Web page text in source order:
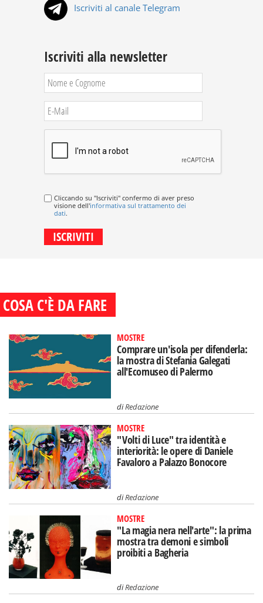
Iscriviti al canale Telegram
Iscriviti alla newsletter
Cliccando su "Iscriviti" confermo di aver preso
visione dell'informativa sul trattamento dei
dati.
COSA C'È DA FARE
MOSTRE
Comprare un'isola per difenderla:
la mostra di Stefania Galegati
all'Ecomuseo di Palermo
diRedazione
MOSTRE
"Volti di Luce" tra identità e
interiorità: le opere di Daniele
Favaloro a Palazzo Bonocore
diRedazione
MOSTRE
"La magia nera nell'arte": la prima
mostra tra demoni e simboli
proibiti a Bagheria
diRedazione